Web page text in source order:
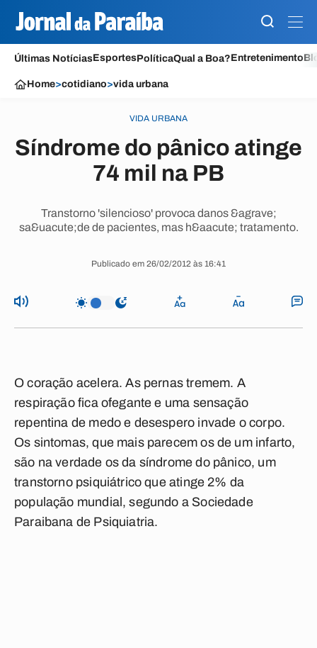
Últimas NotíciasEsportesPolíticaQual a Boa?Entretenimento
Home>cotidiano>vida urbana
VIDA URBANA
Síndrome do pânico atinge
74 mil na PB
Transtorno 'silencioso' provoca danos &agrave;
sa&uacute;de de pacientes, mas h&aacute; tratamento.
Publicado em 26/02/2012 às 16:41
O coração acelera. As pernas tremem. A
respiração fica ofegante e uma sensação
repentina de medo e desespero invade o corpo.
Os sintomas, que mais parecem os de um infarto,
são na verdade os da síndrome do pânico, um
transtorno psiquiátrico que atinge 2% da
população mundial, segundo a Sociedade
Paraibana de Psiquiatria.